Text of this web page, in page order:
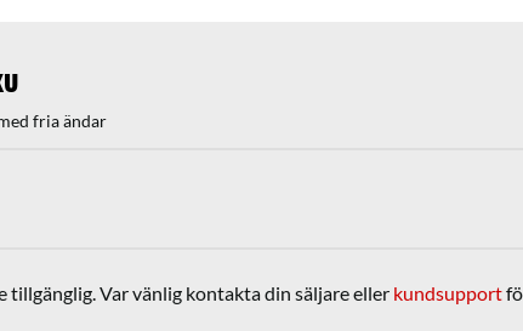
fria ändar
tillgänglig. Var vänlig kontakta din säljare eller kundsupport